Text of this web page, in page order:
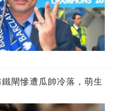
閘慘遭瓜帥冷落，萌生